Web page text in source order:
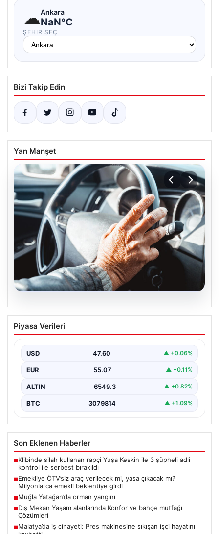
☁Ankara
NaN°C
ŞEHIR SEÇ
Bizi Takip Edin
Yan Manşet
Emekliye ÖTV’siz araç verilecek mi,
yasa çıkacak mı? Milyonlarca emekli
Piyasa Verileri
USD 47.60 ▲ +0.06%
EUR 55.07 ▲ +0.11%
ALTIN 6549.3 ▲ +0.82%
BTC 3079814 ▲ +1.09%
Son Eklenen Haberler
■Klibinde silah kullanan rapçi Yuşa Keskin ile 3 şüpheli adli
kontrol ile serbest bırakıldı
■Emekliye ÖTV’siz araç verilecek mi, yasa çıkacak mı?
Milyonlarca emekli beklentiye girdi
■Muğla Yatağan’da orman yangını
■Dış Mekan Yaşam alanlarında Konfor ve bahçe mutfağı
Çözümleri
■Malatya’da iş cinayeti: Pres makinesine sıkışan işçi hayatını